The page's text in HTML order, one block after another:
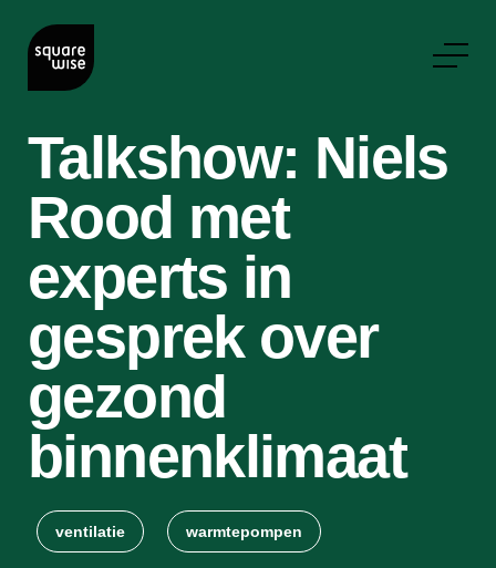
Talkshow: Niels
Rood met
experts in
gesprek over
gezond
binnenklimaat
ventilatie warmtepompen